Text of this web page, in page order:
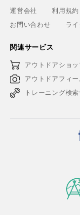
運営会社 利用規約
お問い合わせ
ラ
関連サービス
アウトドアショ
アウトドアフィ
トレーニング検